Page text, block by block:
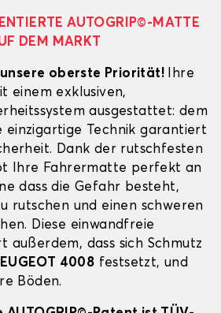
AUTOGRIP©-MATTE
DEM MARKT
oberste Priorität! Ihre
einem exklusiven,
ausgestattet: dem
einzigartige Technik garantiert
Dank der rutschfesten
Ihre Fahrermatte perfekt an
dass die Gefahr besteht,
rutschen und einen schweren
Diese einwandfreie
außerdem, dass sich Schmutz
4008 festsetzt, und
Böden.